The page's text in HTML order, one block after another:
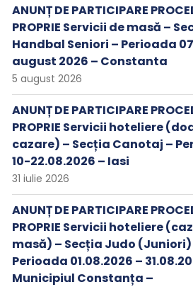
ANUNȚ DE PARTICIPARE
PROPRIE Servicii de masă –
Handbal Seniori – Perioada
august 2026 – Constanta
5 august 2026
ANUNȚ DE PARTICIPARE
PROPRIE Servicii hoteliere
cazare) – Secția Canotaj –
10-22.08.2026 – Iasi
31 iulie 2026
ANUNȚ DE PARTICIPARE
PROPRIE Servicii hoteliere
masă) – Secția Judo (Juniori)
Perioada 01.08.2026 –
Municipiul Constanța –